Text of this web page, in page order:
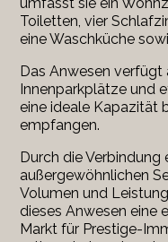
Toiletten, vier
eine Waschküche
Das Anwesen
Innenparkplätze und
eine ideale Kapazität
empfangen.
Durch die Verbindung
außergewöhnlichen
Volumen und
dieses Anwesen eine
Markt für Prestige-